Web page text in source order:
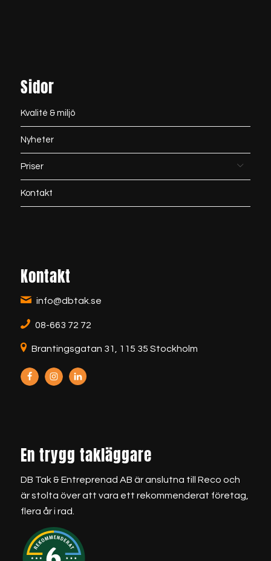
Sidor
Kvalité & miljö
Nyheter
Priser
Kontakt
Kontakt
info@dbtak.se
08-663 72 72
Brantingsgatan 31, 115 35 Stockholm
En trygg takläggare
DB Tak & Entreprenad AB är anslutna till Reco och
är stolta över att vara ett rekommenderat företag,
flera år i rad.